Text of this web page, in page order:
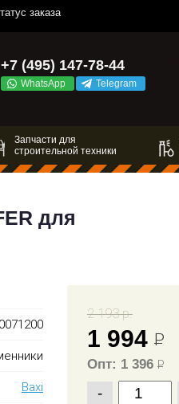
заказа
+7 (495) 147-78-44
WhatsApp Telegram
Запчасти для
строительной техники
для
Baxi
2 193 р.
1 994 Р
Опт: 1 396 Р
-